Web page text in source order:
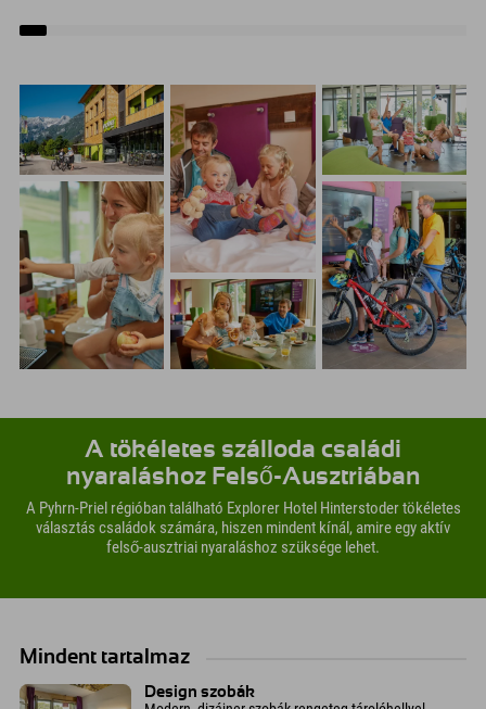
megtalálható itt, amire minden kis és
A tökéletes szálloda családi
nyaraláshoz Felső-Ausztriában
A Pyhrn-Priel régióban található Explorer Hotel Hinterstoder tökéletes
választás családok számára, hiszen mindent kínál, amire egy aktív
felső-ausztriai nyaraláshoz szüksége lehet.
Mindent tartalmaz
Design szobák